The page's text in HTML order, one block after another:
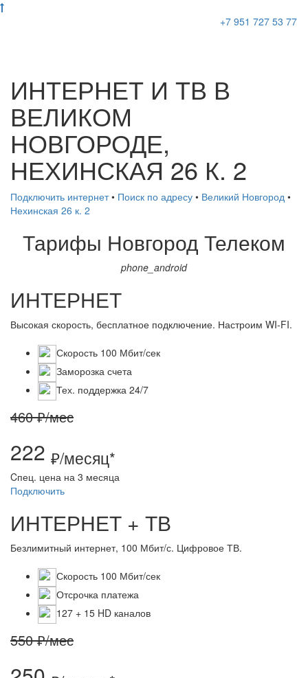
+7 951 727 53 77
ИНТЕРНЕТ И ТВ В
ВЕЛИКОМ
НОВГОРОДЕ,
НЕХИНСКАЯ 26 К. 2
Подключить интернет• Поиск по адресу • Великий Новгород •
Нехинская 26 к. 2
Тарифы Новгород Телеком
phone_android
ИНТЕРНЕТ
Высокая скорость, бесплатное подключение. Настроим WI-FI.
Скорость 100 Мбит/сек
Заморозка счета
Тех. поддержка 24/7
460 ₽/мес
222 ₽/месяц*
Cпец. цена на 3 месяца
Подключить
ИНТЕРНЕТ + ТВ
Безлимитный интернет, 100 Мбит/с. Цифровое ТВ.
Скорость 100 Мбит/сек
Отсрочка платежа
127 + 15 HD каналов
550 ₽/мес